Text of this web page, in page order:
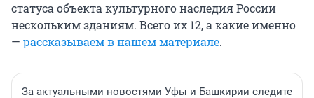
статуса объекта культурного наследия России
нескольким зданиям. Всего их 12, а какие именно
— рассказываем в нашем материале.
За актуальными новостями Уфы и Башкирии следите